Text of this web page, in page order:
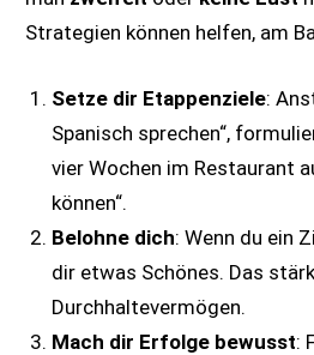
Strategien können helfen, am
Setze dir Etappenziele:
Spanisch sprechen“,
vier Wochen im Restaurant
können“.
Belohne dich: Wenn du ein
dir etwas Schönes. Das
Durchhaltevermögen.
Mach dir Erfolge bewusst: